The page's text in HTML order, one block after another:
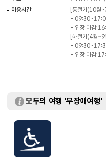
이용시간
[동절기(10월
-
- 입장 마감
[하절기(4월~9
-
- 입장 마감
- 일반 2,000원
- 청소년 1,000
주요시설
모두의 여행 '무장애여행'